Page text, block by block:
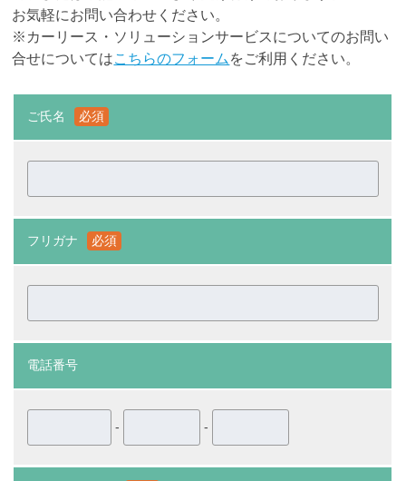
お気軽にお問い合わせください。
※カーリース・ソリューションサービスについてのお問い
合せについてはこちらのフォーム をご利用ください。
ご氏名 必須
フリガナ 必須
電話番号
- -